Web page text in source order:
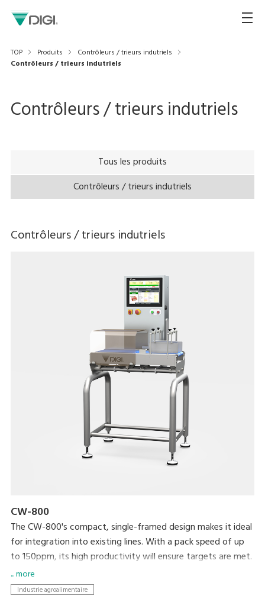
TOP Produits
Contrôleurs / trieurs indutriels
Contrôleurs / trieurs indutriels
Contrôleurs / trieurs indutriels
Tous les produits
Contrôleurs / trieurs indutriels
Contrôleurs / trieurs indutriels
CW-800
The CW-800's compact, single-framed design makes it ideal
for integration into existing lines. With a pack speed of up
to 150ppm, its high productivity will ensure targets are met.
... more
Industrie agroalimentaire